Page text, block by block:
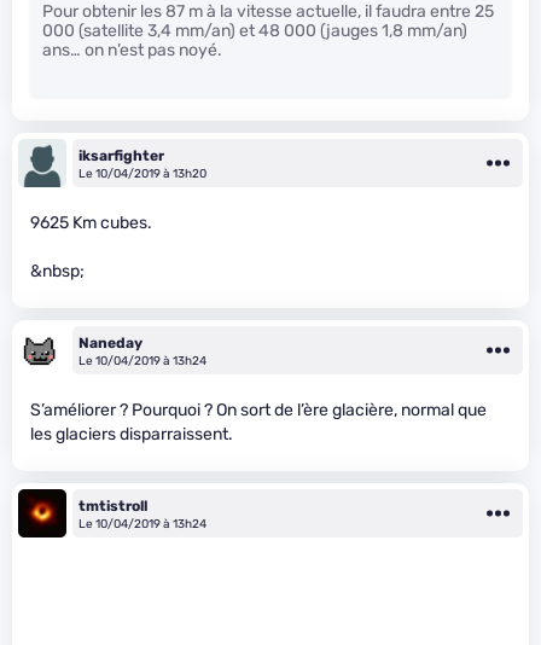
Pour obtenir les 87 m à la vitesse actuelle, il faudra entre 25
000 (satellite 3,4 mm/an) et 48 000 (jauges 1,8 mm/an)
ans… on n’est pas noyé.
iksarfighter
Le 10/04/2019 à 13h20
9625 Km cubes.
&nbsp;
Naneday
Le 10/04/2019 à 13h24
S’améliorer ? Pourquoi ? On sort de l’ère glacière, normal que
les glaciers disparraissent.
tmtistroll
Le 10/04/2019 à 13h24